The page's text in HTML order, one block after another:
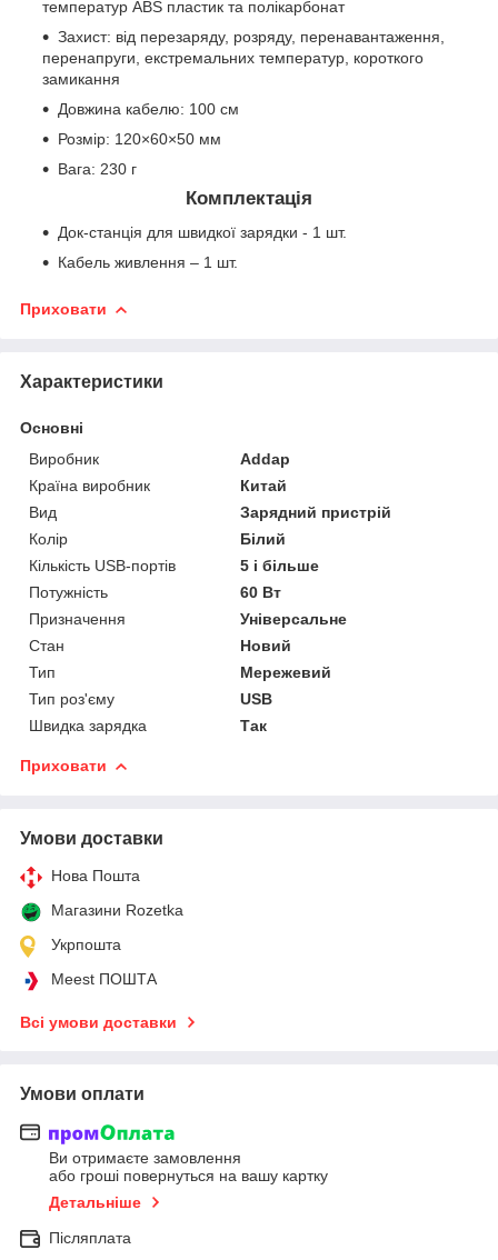
температур ABS пластик та полікарбонат
Захист: від перезаряду, розряду, перенавантаження,
перенапруги, екстремальних температур, короткого
замикання
Довжина кабелю: 100 см
Розмір: 120×60×50 мм
Вага: 230 г
Комплектація
Док-станція для швидкої зарядки - 1 шт.
Кабель живлення – 1 шт.
Приховати
Характеристики
Основні
Виробник
Addap
Країна виробник
Китай
Вид
Зарядний пристрій
Колір
Білий
Кількість USB-портів
5 і більше
Потужність
60 Вт
Призначення
Універсальне
Стан
Новий
Тип
Мережевий
Тип роз'єму
USB
Швидка зарядка
Так
Приховати
Умови доставки
Нова Пошта
Магазини Rozetka
Укрпошта
Meest ПОШТА
Всі умови доставки
Умови оплати
Ви отримаєте замовлення
або гроші повернуться на вашу картку
Детальніше
Післяплата